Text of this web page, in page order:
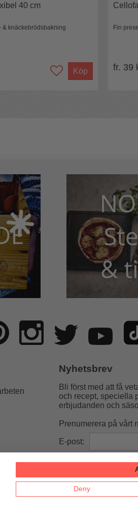
40 cm
& knäckebrödsbakning
Köp
Fin
fr. 39
Nyhetsbrev
Bli först med att få
och recept, speciella
erbjudanden och
Prenumerera på vårt
E-post:
076-217 78 58 (mejla helst)
Deny